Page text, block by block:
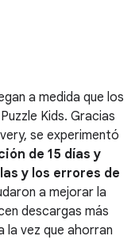
a medida que los
Kids. Gracias
se experimentó
de 15 días y
y los errores de
a mejorar la
descargas más
la vez que ahorran